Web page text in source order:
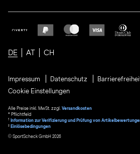
DE AT CH
Impressum Datenschutz
Cookie Einstellungen
Alle Preise inkl. MwSt. zzgl. Versandkosten
* Pflichtfeld
1
Information zur Verifizierung und Prüfung von
² Einlösebedingungen
© SportScheck GmbH 2026